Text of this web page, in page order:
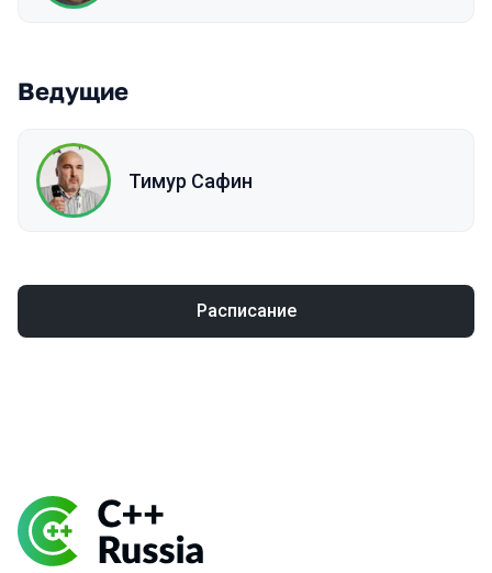
Ведущие
Тимур Сафин
Расписание